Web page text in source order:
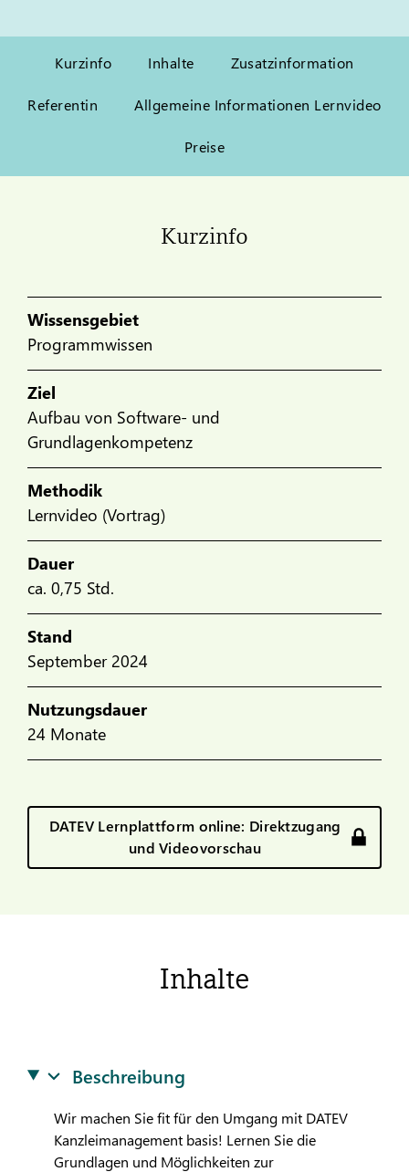
Kurzinfo Inhalte Zusatzinformation
Referentin Allgemeine Informationen Lernvideo
Preise
Kurzinfo
Wissensgebiet
Programmwissen
Ziel
Aufbau von Software- und
Grundlagenkompetenz
Methodik
Lernvideo (Vortrag)
Dauer
ca. 0,75 Std.
Stand
September 2024
Nutzungsdauer
24 Monate
DATEV Lernplattform online: Direktzugang
und Videovorschau
Inhalte
Beschreibung
Wir machen Sie fit für den Umgang mit DATEV
Kanzleimanagement basis! Lernen Sie die
Grundlagen und Möglichkeiten zur